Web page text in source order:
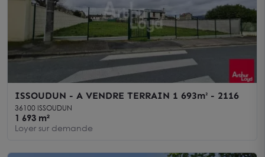
ISSOUDUN - A VENDRE TERRAIN 1 693m² - 2116
36100 ISSOUDUN
1 693 m²
Loyer sur demande